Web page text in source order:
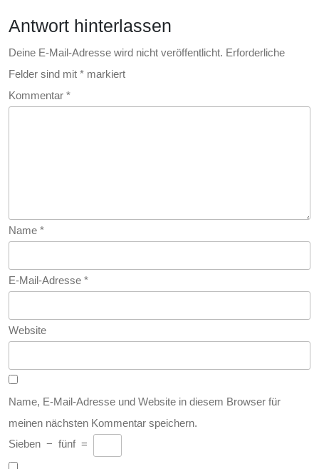
Antwort hinterlassen
Deine E-Mail-Adresse wird nicht veröffentlicht. Erforderliche
Felder sind mit * markiert
Kommentar *
Name *
E-Mail-Adresse *
Website
Name, E-Mail-Adresse und Website in diesem Browser für
meinen nächsten Kommentar speichern.
Sieben − fünf =